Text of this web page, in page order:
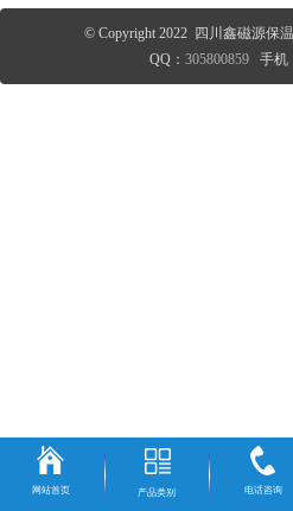
© Copyright 2022 四川鑫磁源保
QQ：305800859 手机
网站首页 产品类别 电话咨询